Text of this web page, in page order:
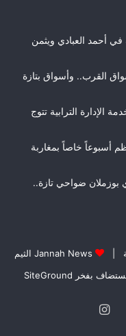
في أحمد العبادي ويثمن
القرب.. وأسواق بتازة
الترابية تتوج
أسبوعاً خاصاً بمغاربة
بوزملان ضواحي تازة..
Jannah News الثيم
بفخر SiteGround
‫YouTube